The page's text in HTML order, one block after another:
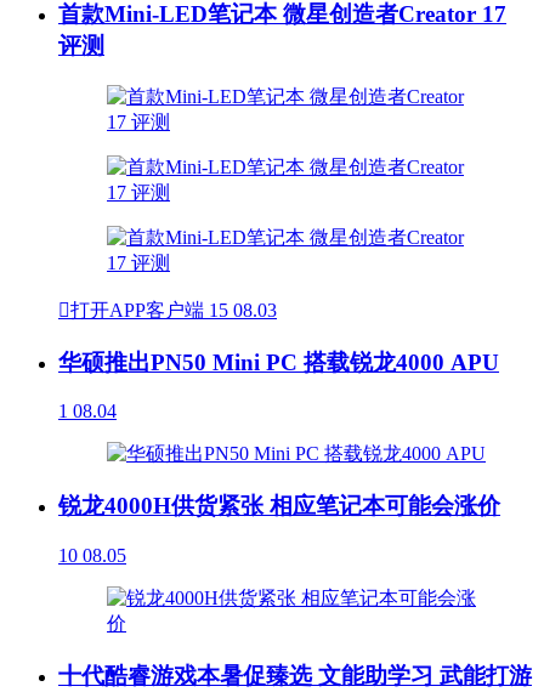
首款Mini-LED笔记本 微星创造者Creator 17
评测
打开APP客户端 15 08.03
华硕推出PN50 Mini PC 搭载锐龙4000 APU
1 08.04
锐龙4000H供货紧张 相应笔记本可能会涨价
10 08.05
十代酷睿游戏本暑促臻选 文能助学习 武能打游